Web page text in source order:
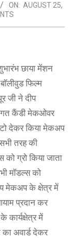
ON: AUGUST 25,
छाया मेंशन
फिल्म
जी ने दीप
कैंडी मेकओवर
देकर किया मेकअप
तरह की
ग्रो किया जाता
मॉडल्स को
मेकअप के क्षेत्र में
प्रदान कर
कार्यक्षेत्र में
अवार्ड देकर